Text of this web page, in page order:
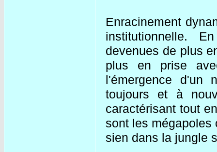
Enracinement
institutionnelle.
devenues de plus
plus en prise
l'émergence d'un
toujours et à
caractérisant tout
sont les mégapoles
sien dans la jungle